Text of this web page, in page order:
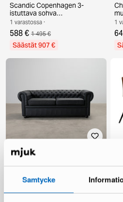
Samtycke
Scandic Copenhagen 3-
istuttava sohva
tummanharmaa
1 varastossa ·
588 € 1 495 €
Säästät 907 €
1
Chesterfield 3-istuttava sohva
822 € 1 364 €
Säästät 542 €